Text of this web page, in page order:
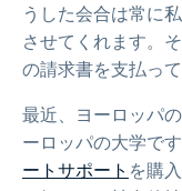
うした会合は常に
させてくれます。
の請求書を支払っ
最近、ヨーロッパ
ーロッパの大学で
ートサポート を購